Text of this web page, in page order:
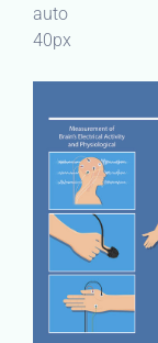
auto
40px